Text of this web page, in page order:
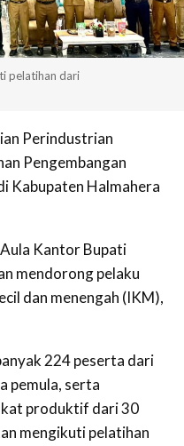
pelatihan dari
Perindustrian
Pengembangan
Kabupaten Halmahera
Kantor Bupati
mendorong pelaku
dan menengah (IKM),
224 peserta dari
pemula, serta
produktif dari 30
mengikuti pelatihan